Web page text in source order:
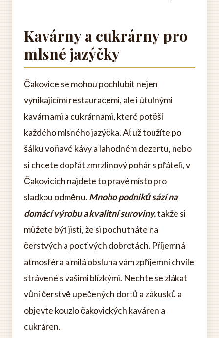
Kavárny a cukrárny pro
mlsné jazýčky
Čakovice se mohou pochlubit nejen
vynikajícími restauracemi, ale i útulnými
kavárnami a cukrárnami, které potěší
každého mlsného jazýčka. Ať už toužíte po
šálku voňavé kávy a lahodném dezertu, nebo
si chcete dopřát zmrzlinový pohár s přáteli, v
Čakovicích najdete to pravé místo pro
sladkou odměnu. Mnoho podniků sází na
domácí výrobu a kvalitní suroviny,takže si
můžete být jisti, že si pochutnáte na
čerstvých a poctivých dobrotách. Příjemná
atmosféra a milá obsluha vám zpříjemní chvíle
strávené s vašimi blízkými. Nechte se zlákat
vůní čerstvě upečených dortů a zákusků a
objevte kouzlo čakovických kaváren a
cukráren.